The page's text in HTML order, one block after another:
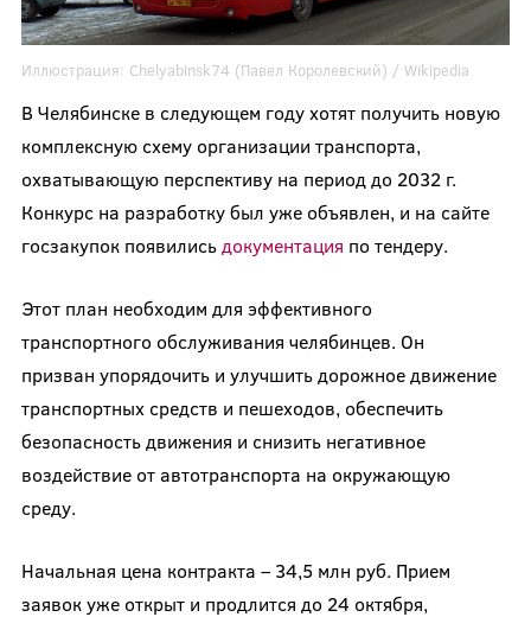
Иллюстрация: Chelyabinsk74 (Павел Королевский) / Wikipedia
В Челябинске в следующем году хотят получить новую
комплексную схему организации транспорта,
охватывающую перспективу на период до 2032 г.
Конкурс на разработку был уже объявлен, и на сайте
госзакупок появились документация по тендеру.
Этот план необходим для эффективного
транспортного обслуживания челябинцев. Он
призван упорядочить и улучшить дорожное движение
транспортных средств и пешеходов, обеспечить
безопасность движения и снизить негативное
воздействие от автотранспорта на окружающую
среду.
Начальная цена контракта – 34,5 млн руб. Прием
заявок уже открыт и продлится до 24 октября,